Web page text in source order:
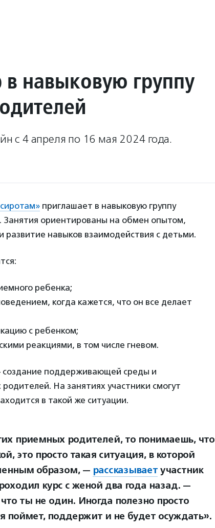
навыковую группу
с 4 апреля по 16 мая 2024 года.
приглашает в навыковую группу
ориентированы на обмен опытом,
навыков взаимодействия с детьми.
ребенка;
когда кажется, что он все делает
с ребенком;
реакциями, в том числе гневом.
поддерживающей среды и
На занятиях участники смогут
в такой же ситуации.
приемных родителей, то понимаешь, что
это просто такая ситуация, в которой
образом, — рассказывает участник
курс с женой два года назад. —
что ты не один. Иногда полезно просто
поймет, поддержит и не будет осуждать».